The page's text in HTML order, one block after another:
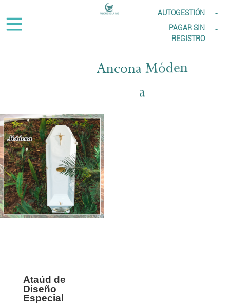
AUTOGESTIÓN -
PAGAR SIN
REGISTRO
-
AnconaMóden
a
Ataúd de
Diseño
Especial